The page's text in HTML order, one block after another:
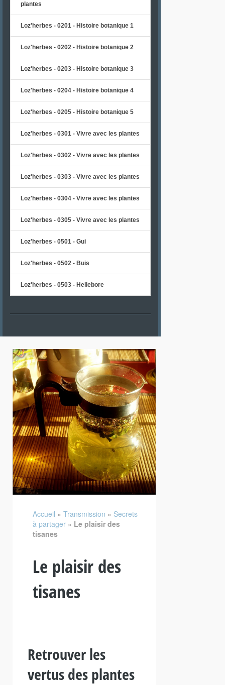
plantes
Loz'herbes - 0201 - Histoire botanique 1
Loz'herbes - 0202 - Histoire botanique 2
Loz'herbes - 0203 - Histoire botanique 3
Loz'herbes - 0204 - Histoire botanique 4
Loz'herbes - 0205 - Histoire botanique 5
Loz'herbes - 0301 - Vivre avec les plantes
Loz'herbes - 0302 - Vivre avec les plantes
Loz'herbes - 0303 - Vivre avec les plantes
Loz'herbes - 0304 - Vivre avec les plantes
Loz'herbes - 0305 - Vivre avec les plantes
Loz'herbes - 0501 - Gui
Loz'herbes - 0502 - Buis
Loz'herbes - 0503 - Hellebore
Accueil » Transmission » Secrets
à partager » Le plaisir des
tisanes
Le plaisir des
tisanes
Retrouver les
vertus des plantes